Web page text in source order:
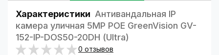
Характеристики Антивандальная IP
камера уличная 5MP POE GreenVision GV-
152-IP-DOS50-20DH (Ultra)
0 отзывов